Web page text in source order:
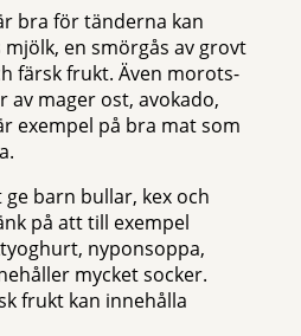
bra för tänderna kan
mjölk, en smörgås av grovt
färsk frukt. Även morots-
av mager ost, avokado,
exempel på bra mat som
barn bullar, kex och
på att till exempel
nyponsoppa,
mycket socker.
frukt kan innehålla